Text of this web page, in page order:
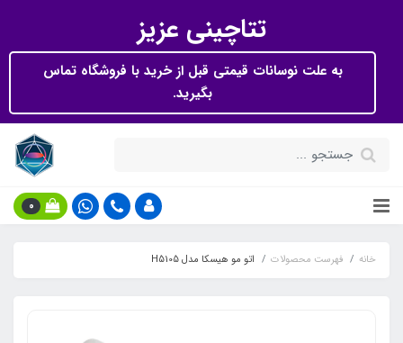
تتاچینی عزیز
به علت نوسانات قیمتی قبل از خرید با فروشگاه تماس
بگیرید.
0
خانه فهرست محصولات اتو مو هیسکا مدل H5105